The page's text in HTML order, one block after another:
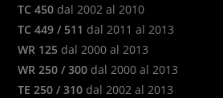
TC 450 dal 2002 al 2010
TC 449 / 511 dal 2011 al 2013
WR 125 dal 2000 al 2013
WR 250 / 300 dal 2000 al 2013
TE 250 / 310 dal 2002 al 2013